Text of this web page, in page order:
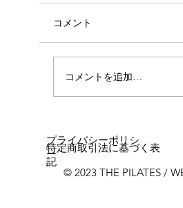
コメント
コメントを追加…
© 2023 THE PILATES /
プライバシーポリシ
ー
特定商取引法に基づく表
記